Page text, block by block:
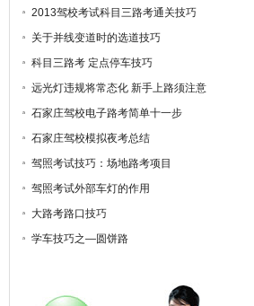
2013驾校考试科目三路考通关技巧
关于并线变道时的选道技巧
科目三路考 定点停车技巧
远光灯违规将常态化 新手上路须注意
石家庄驾校电子路考简单十一步
石家庄驾校模拟夜考总结
驾照考试技巧：场地路考项目
驾照考试外部车灯的作用
大路考路口技巧
学车技巧之—圆饼路